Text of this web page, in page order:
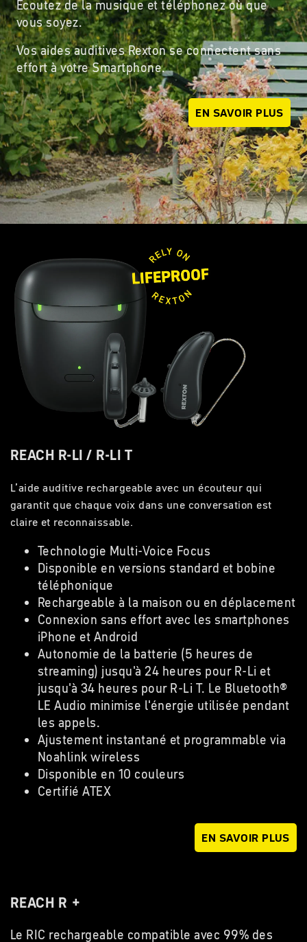
Écoutez de la musique et téléphonez où que
vous soyez.
Vos aides auditives Rexton se connectent sans
effort à votre Smartphone.
EN SAVOIR PLUS
REACH R-LI / R-LI T
L’aide auditive rechargeableavec un écouteur qui
garantit que chaque voix dans une conversation est
claire et reconnaissable.
Technologie Multi-Voice Focus
Disponible en versions standard et bobine
téléphonique
Rechargeable à la maison ou en déplacement
Connexion sans effort avec les smartphones
iPhone et Android
Autonomie de la batterie (5 heures de
streaming) jusqu'à 24 heures pour R-Li et
jusqu'à 34 heures pour R-Li T. Le Bluetooth®
LE Audio minimise l'énergie utilisée pendant
les appels.
Ajustement instantané et programmable via
Noahlink wireless
Disponible en 10 couleurs
Certifié ATEX
EN SAVOIR PLUS
REACH R +
Le RIC rechargeable compatible avec 99% des